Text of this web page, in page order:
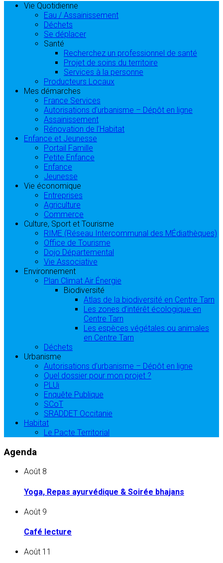
Vie Quotidienne
Eau / Assainissement
Déchets
Se déplacer
Santé
Recherchez un professionnel de santé
Projet de soins du territoire
Services à la personne
Producteurs Locaux
Mes démarches
France Services
Autorisations d’urbanisme – Dépôt en ligne
Assainissement
Rénovation de l’Habitat
Enfance et Jeunesse
Portail Famille
Petite Enfance
Enfance
Jeunesse
Vie économique
Entreprises
Agriculture
Commerce
Culture, Sport et Tourisme
RIME (Réseau Intercommunal des MÉdiathèques)
Office de Tourisme
Dojo Départemental
Vie Associative
Environnement
Plan Climat Air Énergie
Biodiversité
Atlas de la biodiversité en Centre Tarn
Les zones d’intérêt écologique en
Centre Tarn
Les espèces végétales ou animales
en Centre Tarn
Déchets
Urbanisme
Autorisations d’urbanisme – Dépôt en ligne
Quel dossier pour mon projet ?
PLUi
Enquête Publique
SCoT
SRADDET Occitanie
Habitat
Le Pacte Territorial
Agenda
Août 8
Yoga, Repas ayurvédique & Soirée bhajans
Août 9
Café lecture
Août 11